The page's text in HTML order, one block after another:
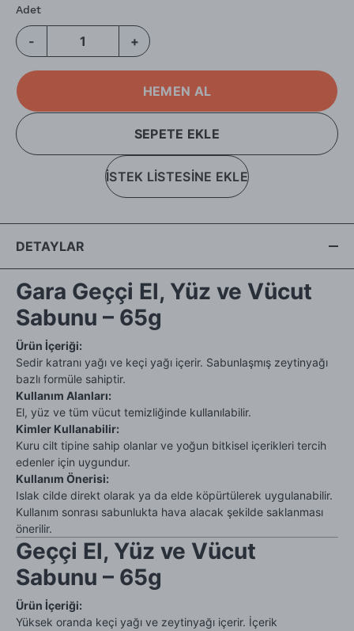
Adet
- +
HEMEN AL
SEPETE EKLE
İSTEK LİSTESİNE EKLE
DETAYLAR
Gara Geççi El, Yüz ve Vücut
Sabunu – 65g
Ürün İçeriği:
Sedir katranı yağı ve keçi yağı içerir. Sabunlaşmış zeytinyağı
bazlı formüle sahiptir.
Kullanım Alanları:
El, yüz ve tüm vücut temizliğinde kullanılabilir.
Kimler Kullanabilir:
Kuru cilt tipine sahip olanlar ve yoğun bitkisel içerikleri tercih
edenler için uygundur.
Kullanım Önerisi:
Islak cilde direkt olarak ya da elde köpürtülerek uygulanabilir.
Kullanım sonrası sabunlukta hava alacak şekilde saklanması
önerilir.
Geççi El, Yüz ve Vücut
Sabunu – 65g
Ürün İçeriği:
Yüksek oranda keçi yağı ve zeytinyağı içerir. İçerik